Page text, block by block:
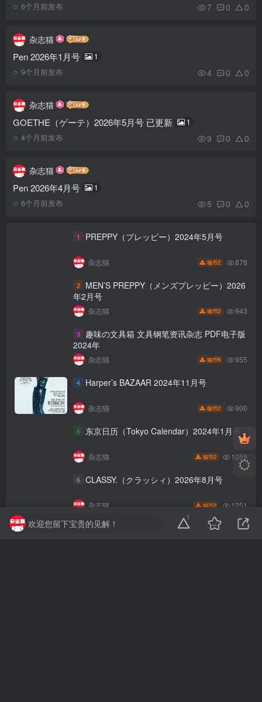
6个月前发布 7 0 0
杂志猫
Pen 2026年1月号 1
9个月前发布 4 0 0
杂志猫
GOETHE（ゲーテ）2026年5月号 已更新 1
4个月前发布 9 0 0
杂志猫
Pen 2026年4月号 1
6个月前发布 5 0 0
1 PREPPY（プレッピー）2024年5月号
杂志猫 猫币2 878
2
MEN’S PREPPY（メンズプレッピー）2026
年2月号
杂志猫 猫币2 943
3
趣味の文具箱 文具钢笔资讯杂志 PDF电子版
2024年
杂志猫 猫币9 955
4 Harper’s BAZAAR 2024年11月号
杂志猫 猫币2 900
5 东京日历（Tokyo Calendar）2024年1月号
杂志猫 猫币2 1059
6 CLASSY.（クラッシィ）2026年8月号
杂志猫 猫币2 1251
欢迎您留下宝贵的见解！
1